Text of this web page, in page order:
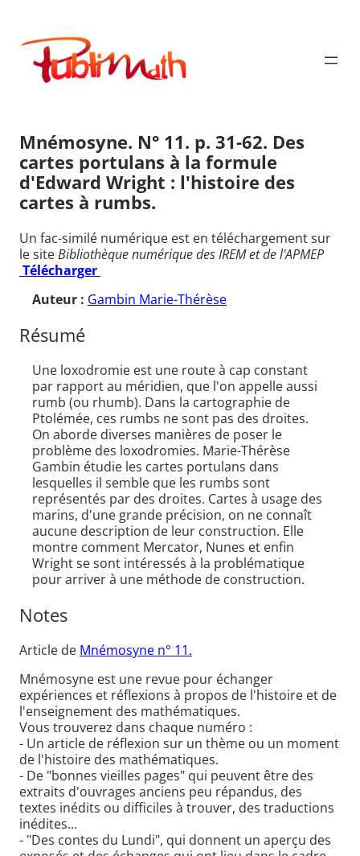
contenu
Publimath
Mnémosyne. N° 11. p. 31-62. Des
cartes portulans à la formule
d'Edward Wright : l'histoire des
cartes à rumbs.
Un fac-similé numérique est en téléchargement sur
le siteBibliothèque numérique des IREM et de l'APMEP
Télécharger
Auteur : Gambin Marie-Thérèse
Résumé
Une loxodromie est une route à cap constant
par rapport au méridien, que l'on appelle aussi
rumb (ou rhumb). Dans la cartographie de
Ptolémée, ces rumbs ne sont pas des droites.
On aborde diverses manières de poser le
problème des loxodromies. Marie-Thérèse
Gambin étudie les cartes portulans dans
lesquelles il semble que les rumbs sont
représentés par des droites. Cartes à usage des
marins, d'une grande précision, on ne connaît
aucune description de leur construction. Elle
montre comment Mercator, Nunes et enfin
Wright se sont intéressés à la problématique
pour arriver à une méthode de construction.
Notes
Article de Mnémosyne n° 11.
Mnémosyne est une revue pour échanger
expériences et réflexions à propos de l'histoire et de
l'enseignement des mathématiques.
Vous trouverez dans chaque numéro :
- Un article de réflexion sur un thème ou un moment
de l'histoire des mathématiques.
- De "bonnes vieilles pages" qui peuvent être des
extraits d'ouvrages anciens peu répandus, des
textes inédits ou difficiles à trouver, des traductions
inédites...
- "Des contes du Lundi", qui donnent un aperçu des